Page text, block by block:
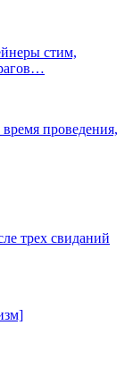
стим,
проведения,
трех свиданий